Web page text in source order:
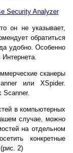
Security Analyzer
он не указывает,
обратиться
удобно. Особенно
сканеры
или XSpider.
Scanner.
в компьютерных
случае, можно
на отдельном
конкретные
2)